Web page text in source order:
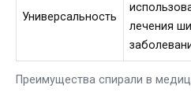
Преимущества спирали в
Универсальность
лечения